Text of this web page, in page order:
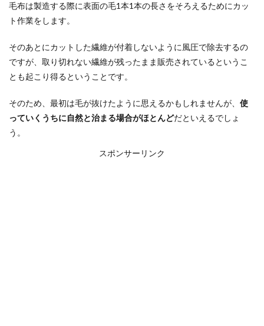
毛布は製造する際に表面の毛1本1本の長さをそろえるためにカッ
ト作業をします。
そのあとにカットした繊維が付着しないように風圧で除去するの
ですが、取り切れない繊維が残ったまま販売されているというこ
とも起こり得るということです。
そのため、最初は毛が抜けたように思えるかもしれませんが、 使
っていくうちに自然と治まる場合がほとんどだといえるでしょ
う。
スポンサーリンク